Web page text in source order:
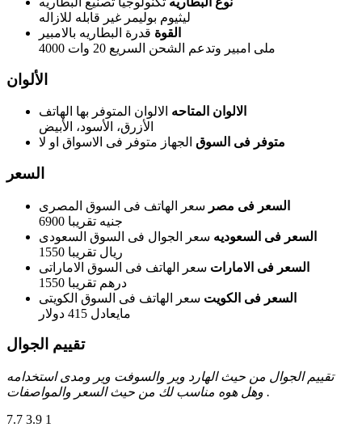
ليثيوم بوليمر غير قابله للازاله
القوة قدرة البطاريه بالامبير
4000 ملى امبير وتدعم الشحن السريع 20 وات
الألوان
الالوان المتاحه الالوان المتوفر بها الهاتف
الأزرق، الأسود، الأبيض
متوفر فى السوق الجهاز متوفر فى الاسواق او لا
السعر
السعر فى مصر سعر الهاتف فى السوق المصرى
6900 جنيه تقريبا
السعر فى السعوديه سعر الجوال فى السوق السعودى
1550 ريال تقريبا
السعر فى الامارات سعر الهاتف فى السوق الاماراتى
1550 درهم تقريبا
السعر فى الكويت سعر الهاتف فى السوق الكويتى
مايعادل 415 دولار
تقييم الجوال
تقييم الجوال من حيث الهارد وير والسوفت وير ومدى استخدامه
وهل هوه مناسب لك من حيث السعر والمواصفات .
7.7 3.9 1